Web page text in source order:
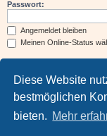
Diese Website
bestmöglichen
bieten. Mehr
Passwort:
Angemeldet bleiben
Meinen Online-Status